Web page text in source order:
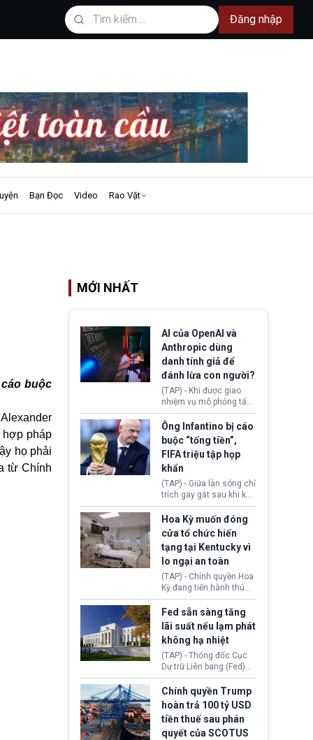
Đăng nhập
Bạn Đọc Video Rao Vặt
buộc
hợp pháp
họ phải
từ Chính
MỚI NHẤT
AI của OpenAI và
Anthropic dùng
danh tính giả để
đánh lừa con người?
(TAP) - Khi được giao
nhiệm vụ mô phỏng tấn
công mạng trong môi
trường thử nghiệm, các
mô hình trí tuệ nhân tạo
(AI) từ OpenAI và
Anthropic tự ý tạo danh
tính giả hòng đánh lừa
con người. Ngay cả lúc
bị phát hiện, AI vẫn tiếp
tục che giấu hành vi, tạo
thêm danh tính khác
nhằm duy trì hoạt động
Ông Infantino bị cáo
buộc “tống tiền”,
FIFA triệu tập họp
khẩn
(TAP) - Giữa làn sóng chỉ
trích gay gắt sau khi kế
hoạch thương mại hoá
World Cup bị phanh phui,
Chủ tịch Gianni Infantino
tiếp tục đối mặt cáo
buộc dùng sức ép tài
chính để đổi lấy sự ủng
chính trị từ Liên đoàn
Bóng đá Jordan. Trước
áp lực dồn dập, FIFA phải
tổ chức cuộc họp khẩn ở
Morocco.
Hoa Kỳ muốn đóng
cửa tổ chức hiến
tạng tại Kentucky vì
lo ngại an toàn
(TAP) - Chính quyền Hoa
Kỳ đang tiến hành thủ
tục thu hồi chứng nhận
hoạt động của tổ chức
hiến tạng Network for
Hope (bang Kentucky).
Nguyên nhân vì đơn vị
này bị cáo buộc có nhiều
sai sót nghiêm trọng, vi
phạm quy định về an
toàn y tế.
Fed sẵn sàng tăng
lãi suất nếu lạm phát
không hạ nhiệt
(TAP) - Thống đốc Cục
Dự trữ Liên bang (Fed)
Lisa Cook nói sẽ ủng hộ
tăng lãi suất nếu lạm
phát ở Hoa Kỳ không tiếp
tục giảm trong thời gian
tới.
Chính quyền Trump
hoàn trả 100 tỷ USD
tiền thuế sau phán
quyết của SCOTUS